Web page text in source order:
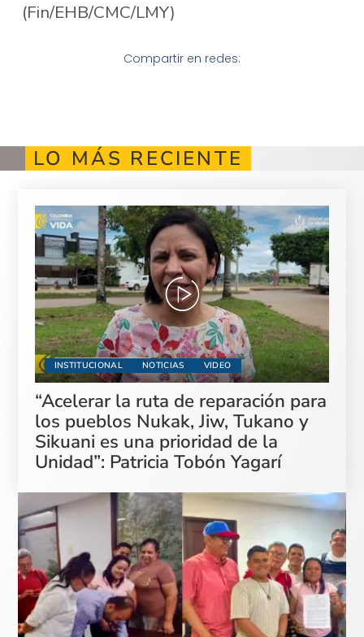
(Fin/EHB/CMC/LMY)
Compartir en redes:
LO MÁS RECIENTE
INSTITUCIONAL NOTICIAS VIDEO
“Acelerar la ruta de reparación para
los pueblos Nukak, Jiw, Tukano y
Sikuani es una prioridad de la
Unidad”: Patricia Tobón Yagarí